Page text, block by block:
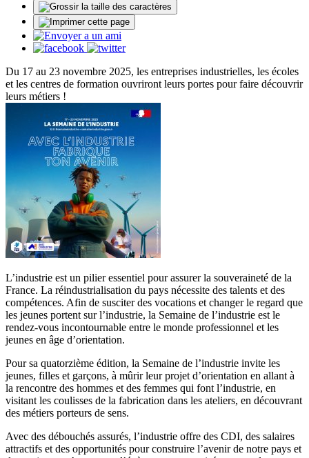
Du 17 au 23 novembre 2025, les entreprises industrielles, les écoles
et les centres de formation ouvriront leurs portes pour faire découvrir
leurs métiers !
L’industrie est un pilier essentiel pour assurer la souveraineté de la
France. La réindustrialisation du pays nécessite des talents et des
compétences. Afin de susciter des vocations et changer le regard que
les jeunes portent sur l’industrie, la Semaine de l’industrie est le
rendez-vous incontournable entre le monde professionnel et les
jeunes en âge d’orientation.
Pour sa quatorzième édition, la Semaine de l’industrie invite les
jeunes, filles et garçons, à mûrir leur projet d’orientation en allant à
la rencontre des hommes et des femmes qui font l’industrie, en
visitant les coulisses de la fabrication dans les ateliers, en découvrant
des métiers porteurs de sens.
Avec des débouchés assurés, l’industrie offre des CDI, des salaires
attractifs et des opportunités pour construire l’avenir de notre pays et